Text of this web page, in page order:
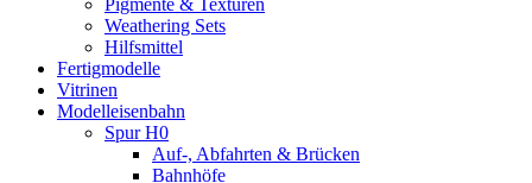
Pigmente & Texturen
Weathering Sets
Hilfsmittel
Fertigmodelle
Vitrinen
Modelleisenbahn
Spur H0
Auf-, Abfahrten & Brücken
Bahnhöfe